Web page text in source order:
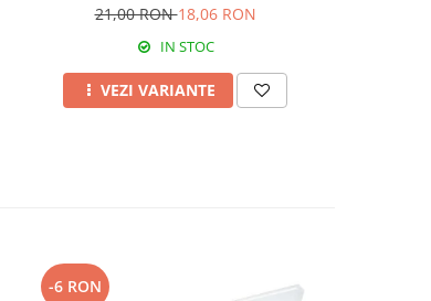
21,00 RON18,06 RON
IN STOC
VEZI VARIANTE
-6 RON